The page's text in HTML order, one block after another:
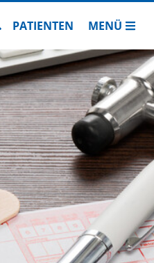
Zur Seitensuche
PATIENTEN MENÜ